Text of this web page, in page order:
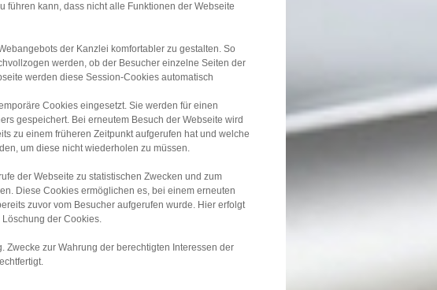
führen kann, dass nicht alle Funktionen der Webseite
der Kanzlei komfortabler zu gestalten. So
werden, ob der Besucher einzelne Seiten der
werden diese Session-Cookies automatisch
Cookies eingesetzt. Sie werden für einen
gespeichert. Bei erneutem Besuch der Webseite wird
zu einem früheren Zeitpunkt aufgerufen hat und welche
um diese nicht wiederholen zu müssen.
der Webseite zu statistischen Zwecken und zum
Diese Cookies ermöglichen es, bei einem erneuten
zuvor vom Besucher aufgerufen wurde. Hier erfolgt
der Cookies.
Zwecke zur Wahrung der berechtigten Interessen der